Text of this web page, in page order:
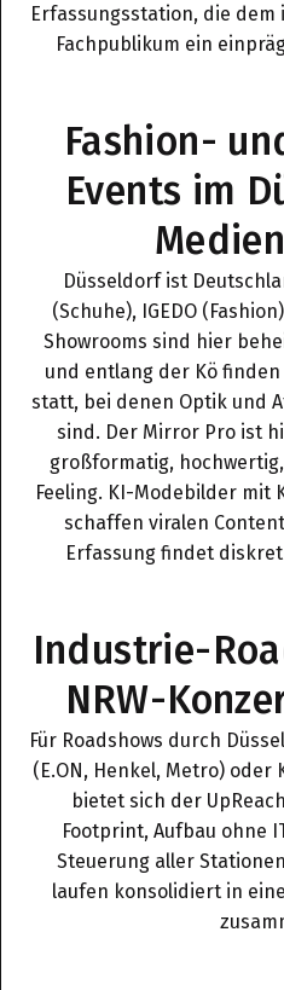
Erfassungsstation, die
Fachpublikum ein
Fashion-
Events im
Düsseldorf ist
(Schuhe), IGEDO
Showrooms sind hier
und entlang der Kö
statt, bei denen Optik und
sind. Der Mirror Pro ist
großformatig,
Feeling. KI-Modebilder
schaffen viralen
Erfassung findet
Industrie-
NRW-
Für Roadshows durch
(E.ON, Henkel, Metro)
bietet sich der
Footprint, Aufbau ohne
Steuerung aller
laufen konsolidiert in